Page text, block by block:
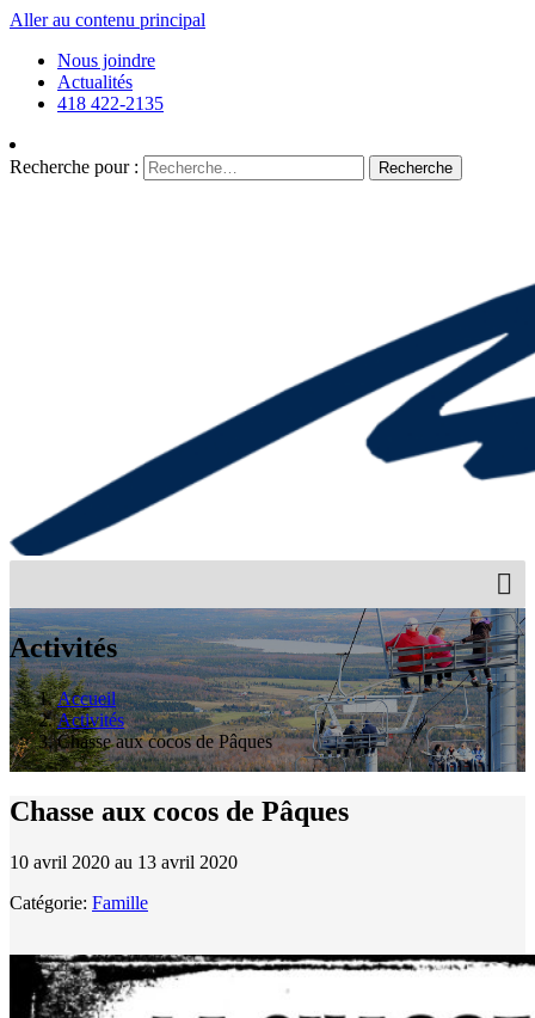
Aller au contenu principal
Nous joindre
Actualités
418 422-2135
Recherche pour : Recherche
Activités
Accueil
Activités
Chasse aux cocos de Pâques
Chasse aux cocos de Pâques
10 avril 2020 au 13 avril 2020
Catégorie: Famille